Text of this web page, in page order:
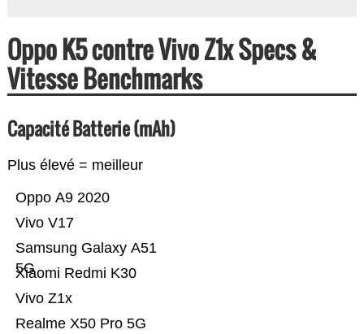
Oppo K5 contre Vivo Z1x Specs &
Vitesse Benchmarks
Capacité Batterie (mAh)
Plus élevé = meilleur
Realme X50 Pro 5G
Vivo Z1x
Xiaomi Redmi K30
Samsung Galaxy A51
5G
Vivo V17
Oppo A9 2020